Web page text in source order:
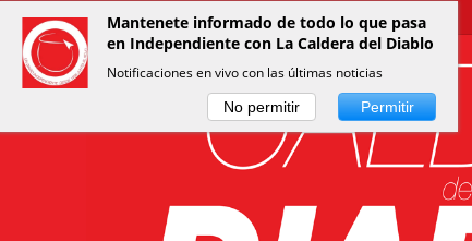
Mantenete informado de todo lo que pasa
en Independiente con La Caldera del Diablo
Notificaciones en vivo con las últimas noticias
No permitir Permitir